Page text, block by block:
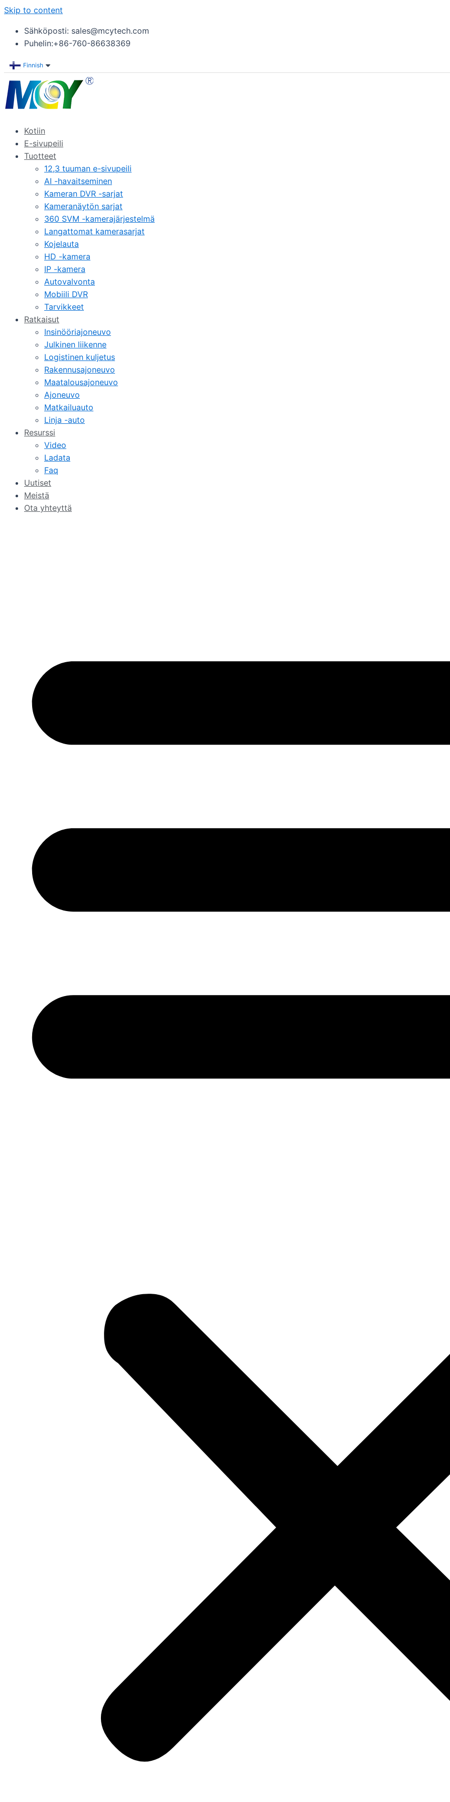
Skip to content
Sähköposti: sales@mcytech.com
Puhelin:+86-760-86638369
Finnish
Kotiin
E-sivupeili
Tuotteet
12,3 tuuman e-sivupeili
AI -havaitseminen
Kameran DVR -sarjat
Kameranäytön sarjat
360 SVM -kamerajärjestelmä
Langattomat kamerasarjat
Kojelauta
HD -kamera
IP -kamera
Autovalvonta
Mobiili DVR
Tarvikkeet
Ratkaisut
Insinööriajoneuvo
Julkinen liikenne
Logistinen kuljetus
Rakennusajoneuvo
Maatalousajoneuvo
Ajoneuvo
Matkailuauto
Linja -auto
Resurssi
Video
Ladata
Faq
Uutiset
Meistä
Ota yhteyttä